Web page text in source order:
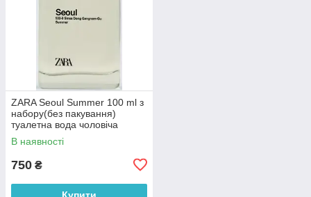
ZARA Seoul Summer 100 ml з
набору(без пакування)
туалетна вода чоловіча
(оригінал оригінал Іспанія)
В наявності
750 ₴